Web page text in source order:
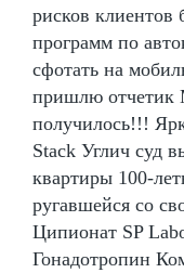
рисков клиентов
программ по
сфотать на
пришлю отчетик
получилось!!!
Stack Углич суд
квартиры 100-
ругавшейся со
Ципионат SP
Гонадотропин